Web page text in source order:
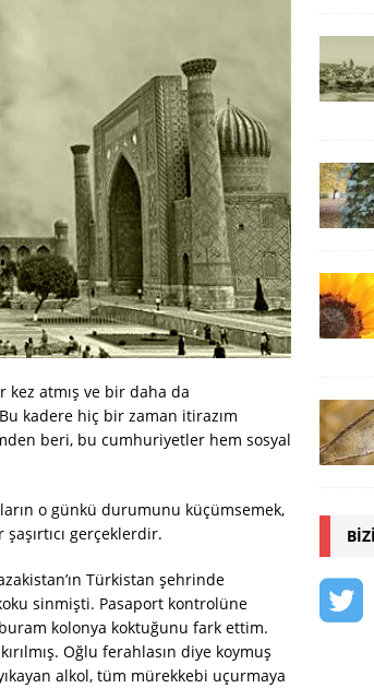
kez atmış ve bir daha da
kadere hiç bir zaman itirazım
beri, bu cumhuriyetler hem sosyal
o günkü durumunu küçümsemek,
gerçeklerdir.
Türkistan şehrinde
sinmişti. Pasaport kontrolüne
kolonya koktuğunu fark ettim.
Oğlu ferahlasın diye koymuş
alkol, tüm mürekkebi uçurmaya